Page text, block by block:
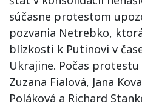
súčasne protestom
pozvania Netrebko,
blízkosti k Putinovi v
Ukrajine. Počas
Zuzana Fialová, Jana
Poláková a Richard